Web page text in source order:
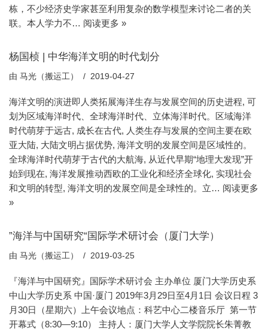
栋，不少经济史学家甚至利用复杂的数学模型来讨论二者的关
联。本人学力不… 阅读更多 »
杨国桢 | 中华海洋文明的时代划分
由 马光（搬运工） 2019-04-27
海洋文明的演进即人类拓展海洋生存与发展空间的历史进程, 可
划为区域海洋时代、全球海洋时代、立体海洋时代。区域海洋
时代萌芽于远古, 成长在古代, 人类生存与发展的空间主要在欧
亚大陆, 大陆文明占据优势, 海洋文明的发展空间是区域性的。
全球海洋时代萌芽于古代的大航海, 从近代早期“地理大发现”开
始到现在, 海洋发展推动西欧的工业化和经济全球化, 实现社会
和文明的转型, 海洋文明的发展空间是全球性的。立… 阅读更多
»
”海洋与中国研究“国际学术研讨会（厦门大学）
由 马光（搬运工） 2019-03-25
『海洋与中国研究』国际学术研讨会 主办单位 厦门大学历史系
中山大学历史系 中国·厦门 2019年3月29日至4月1日 会议日程 3
月30日（星期六）上午会议地点：科艺中心二楼音乐厅 第一节
开幕式（8:30—9:10） 主持人：厦门大学人文学院院长朱菁教